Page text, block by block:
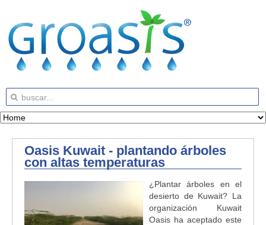
Oasis Kuwait - plantando árboles
con altas temperaturas
¿Plantar árboles en el
desierto de Kuwait? La
organización Kuwait
Oasis ha aceptado este